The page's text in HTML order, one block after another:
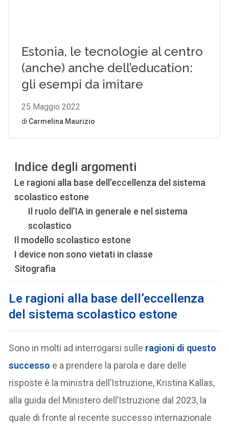
Indice degli argomenti
Le ragioni alla base dell’eccellenza del sistema
scolastico estone
Il ruolo dell’IA in generale e nel sistema
scolastico
Il modello scolastico estone
I device non sono vietati in classe
Sitografia
Le ragioni alla base dell’eccellenza
del sistema scolastico estone
Sono in molti ad interrogarsi sulle ragioni di questo
successo e a prendere la parola e dare delle
risposte è la ministra dell’Istruzione, Kristina Kallas,
alla guida del Ministero dell’Istruzione dal 2023, la
quale di fronte al recente successo internazionale